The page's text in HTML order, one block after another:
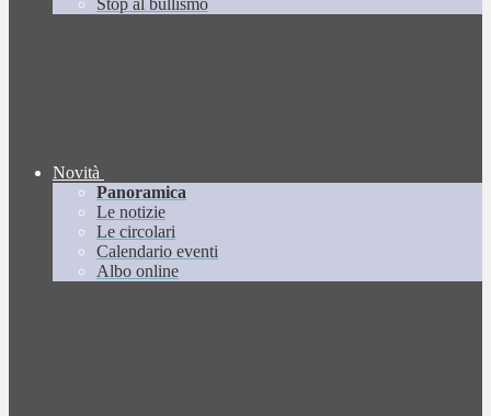
Stop al bullismo
Novità
Panoramica
Le notizie
Le circolari
Calendario eventi
Albo online